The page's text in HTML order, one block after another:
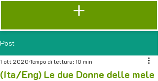
Post
(Ita/Eng) Le due Donne delle mele
1 ott 2020Tempo di lettura: 10 min